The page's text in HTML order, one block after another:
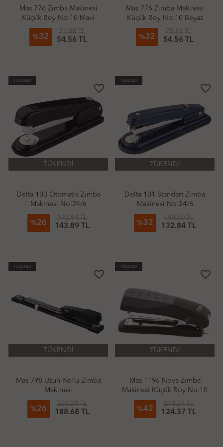
Mas 776 Zımba Makinesi
Küçük Boy No:10 Mavi
%32
79.88 TL
54.56 TL
Mas 776 Zımba Makinesi
Küçük Boy No:10 Beyaz
%32
79.88 TL
54.56 TL
TÜKENDİ
favorite_border
TÜKENDİ
Delta 103 Otomatik Zımba
Makinesi No:24/6
%26
193.94 TL
143.89 TL
TÜKENDİ
favorite_border
TÜKENDİ
Delta 101 Standart Zımba
Makinesi No:24/6
%32
194.50 TL
132.84 TL
TÜKENDİ
favorite_border
TÜKENDİ
Mas 798 Uzun Kollu Zımba
Makinesi
%26
256.20 TL
188.68 TL
TÜKENDİ
favorite_border
TÜKENDİ
Mas 1196 Nova Zımba
Makinesi Küçük Boy No:10
%42
214.24 TL
124.37 TL